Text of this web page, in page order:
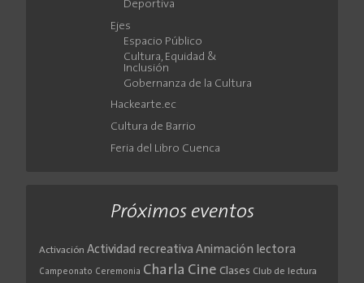
Deportiva
Ejes
Espacio Público
Cultura, Equidad &
Inclusión
Gobernanza de la Cultura
Hackearte.ec
Cultura de Barrio
Feria del Libro Cuenca
Próximos eventos
Activación Actividad recreativa Animación lectora
Campeonato Ceremonia Charla Cine Clases Club de lectura